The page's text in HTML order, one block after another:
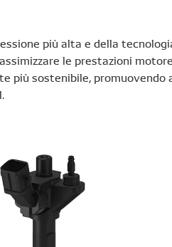
più alta e della
le prestazioni
più sostenibile, promuovendo